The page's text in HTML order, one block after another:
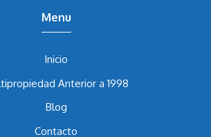
Inicio
Anterior a 1998
Blog